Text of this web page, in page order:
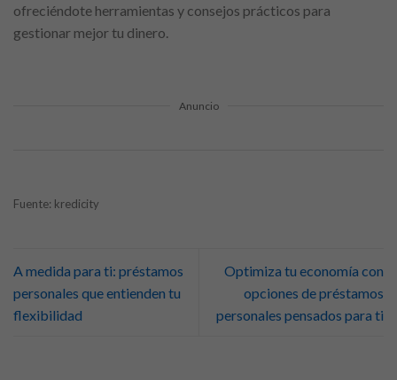
ofreciéndote herramientas y consejos prácticos para
gestionar mejor tu dinero.
Anuncio
Fuente: kredicity
A medida para ti: préstamos
personales que entienden tu
flexibilidad
Optimiza tu economía con
opciones de préstamos
personales pensados para ti